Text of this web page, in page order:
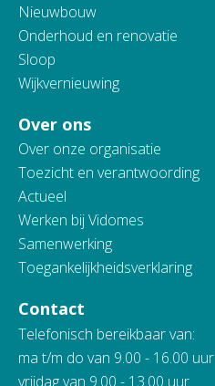
Nieuwbouw
Onderhoud en renovatie
Sloop
Wijkvernieuwing
Over ons
Over onze organisatie
Toezicht en verantwoording
Actueel
Werken bij Vidomes
Samenwerking
Toegankelijkheidsverklaring
Contact
Telefonisch bereikbaar van:
ma t/m do van 9.00 - 16.00 uur
vrijdag van 9.00 - 13.00 uur